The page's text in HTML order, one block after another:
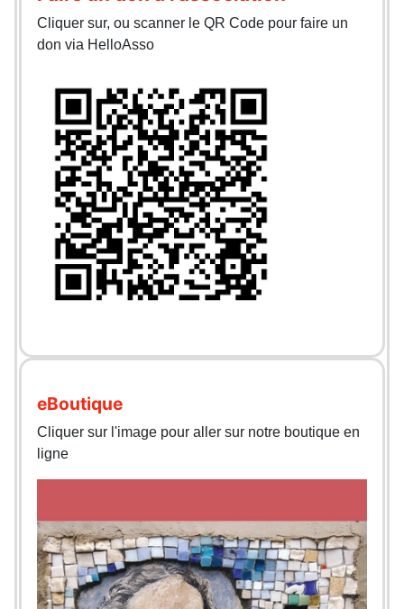
Cliquer sur, ou scanner le QR Code pour faire un
don via HelloAsso
eBoutique
Cliquer sur l'image pour aller sur notre boutique en
ligne